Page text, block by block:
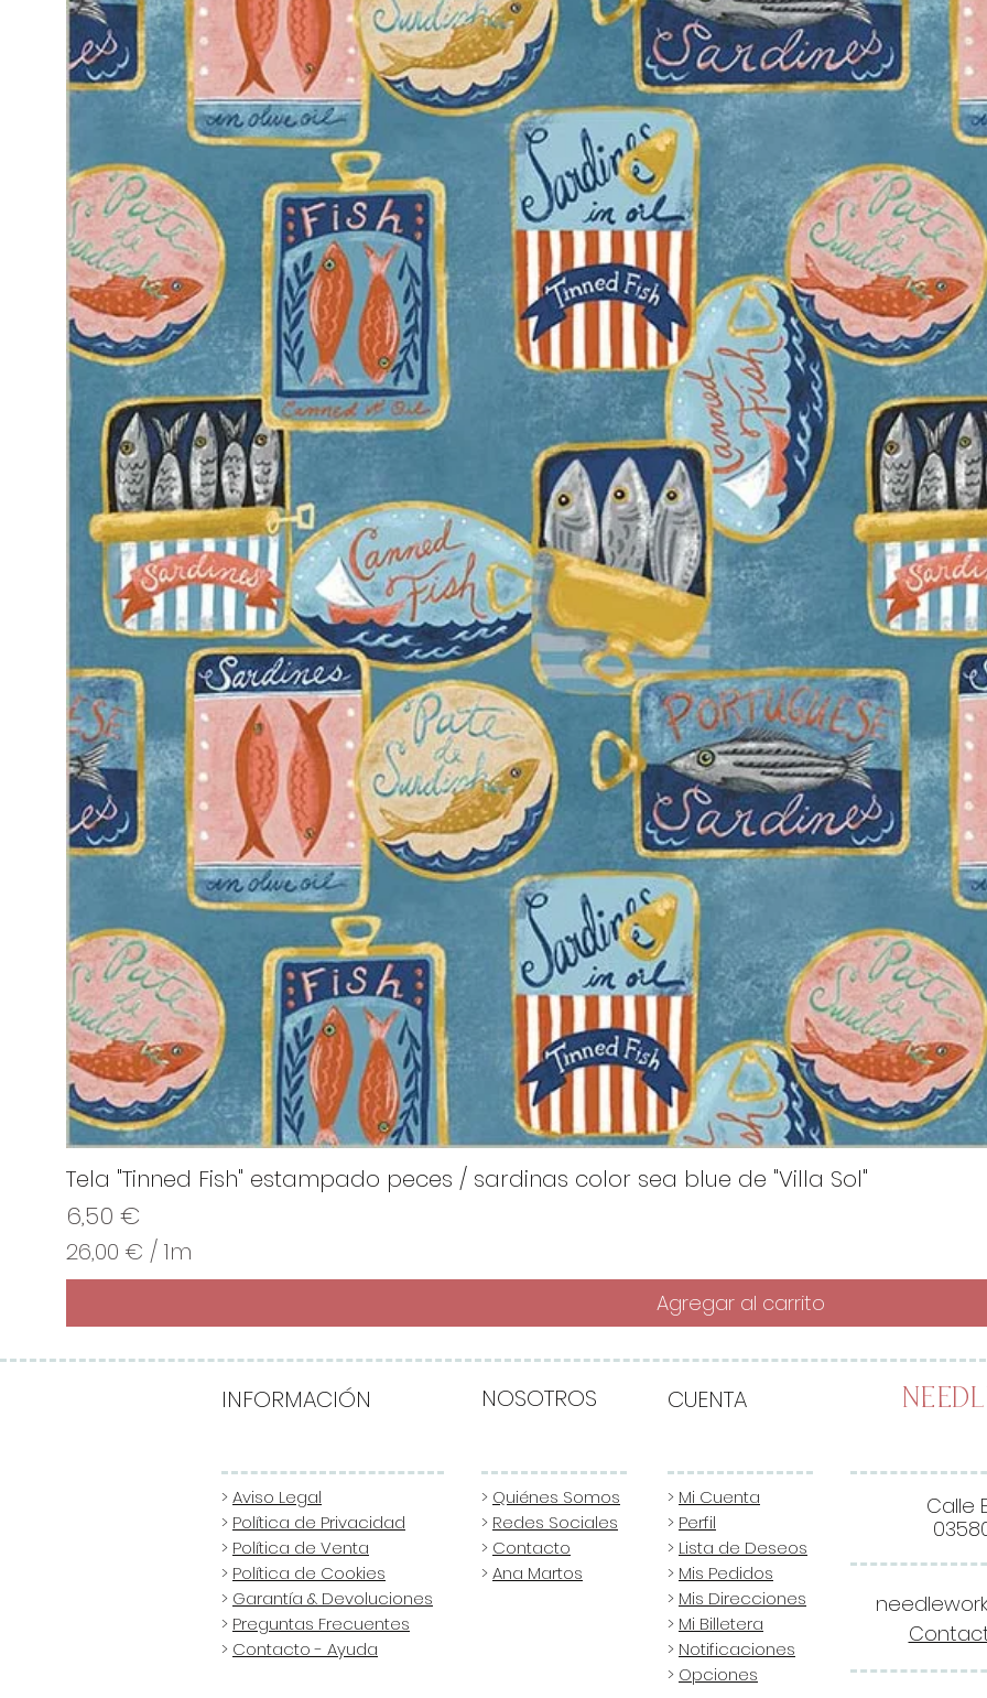
Tela "Tinned Fish" estampado peces / sardinas color sea blue de "Villa Sol"
Precio
6,50 €
26,00 € / 1m
2
,
0
Agregar al carrito
INFORMACIÓN
>Aviso Legal
> Política de Privacidad
> Política de Venta
> Política de Cookies
> Garantía & Devoluciones
> Preguntas Frecuentes
> Contacto - Ayuda
NOSOTROS
> Quiénes Somos
> Redes Sociales
> Contacto
>Ana Martos
CUENTA
> Mi Cuenta
> Perfil
> Lista de Deseos
> Mis Pedidos
> Mis Direcciones
> Mi Billetera
> Notificaciones
> Opciones
Calle